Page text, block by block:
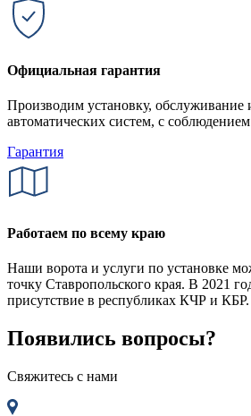
Официальная гарантия
Производим установку, обслуживание
автоматических систем, с
Гарантия
Работаем по всему краю
Наши ворота и услуги по установке
точку Ставропольского края. В 2021
присутствие в республиках КЧР и КБР.
Появились вопросы?
Свяжитесь с нами